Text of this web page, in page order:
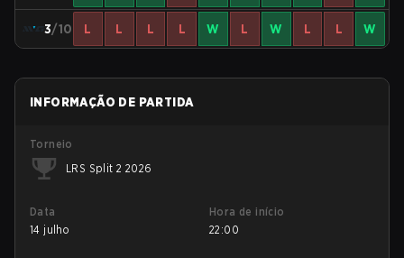
3/10 L L L L W L W L L W
INFORMAÇÃO DE PARTIDA
Torneio
LRS Split 2 2026
Data
14 julho
Hora de início
22:00